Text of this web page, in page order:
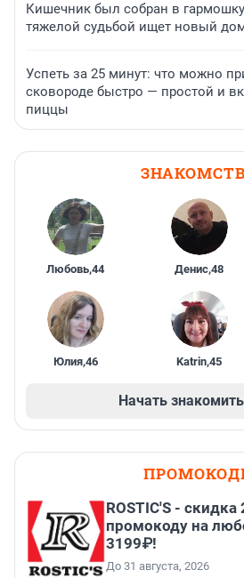
Кишечник был собран в
тяжелой судьбой ищет новый
Успеть за 25 минут: что можно
сковороде быстро — простой и
пиццы
Любовь,44 Денис,48
Юлия,46 Katrin,45
Начать
ROSTIC'S - скидка
промокоду на
3199₽!
До 31 августа, 2026